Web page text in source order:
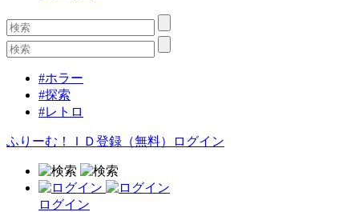
#ホラー
#探索
#レトロ
ふりーむ！ＩＤ登録（無料） ログイン
ログイン